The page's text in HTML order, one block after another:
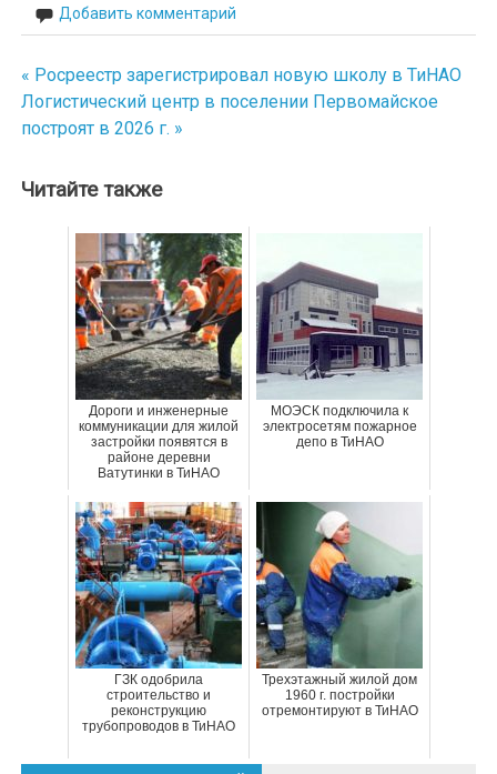
Добавить комментарий
Навигация
по
« Росреестр зарегистрировал новую школу в ТиНАО
Логистический центр в поселении Первомайское
построят в 2026 г. »
Читайте также
Дороги и инженерные
коммуникации для жилой
застройки появятся в
районе деревни
Ватутинки в ТиНАО
МОЭСК подключила к
электросетям пожарное
депо в ТиНАО
ГЗК одобрила
строительство и
реконструкцию
трубопроводов в ТиНАО
Трехэтажный жилой дом
1960 г. постройки
отремонтируют в ТиНАО